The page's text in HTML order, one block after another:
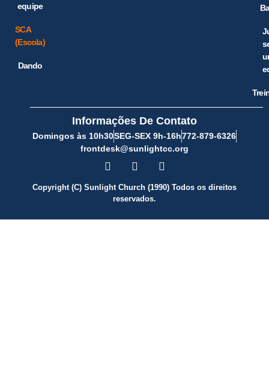
equipe
SCA
(Escola)
Dando
Informações De Contato
Domingos às 10h30SEG-SEX 9h-16h772-879-6326
frontdesk@sunlightcc.org
Copyright (C) Sunlight Church (1990) Todos os direitos
reservados.